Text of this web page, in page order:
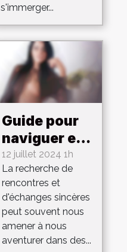
s'immerger...
Guide pour
naviguer et
profiter des
rencontres
avec des
trans en
toute
sécurité
12 juillet 2024 1h
La recherche de
rencontres et
d'échanges sincères
peut souvent nous
amener à nous
aventurer dans des...